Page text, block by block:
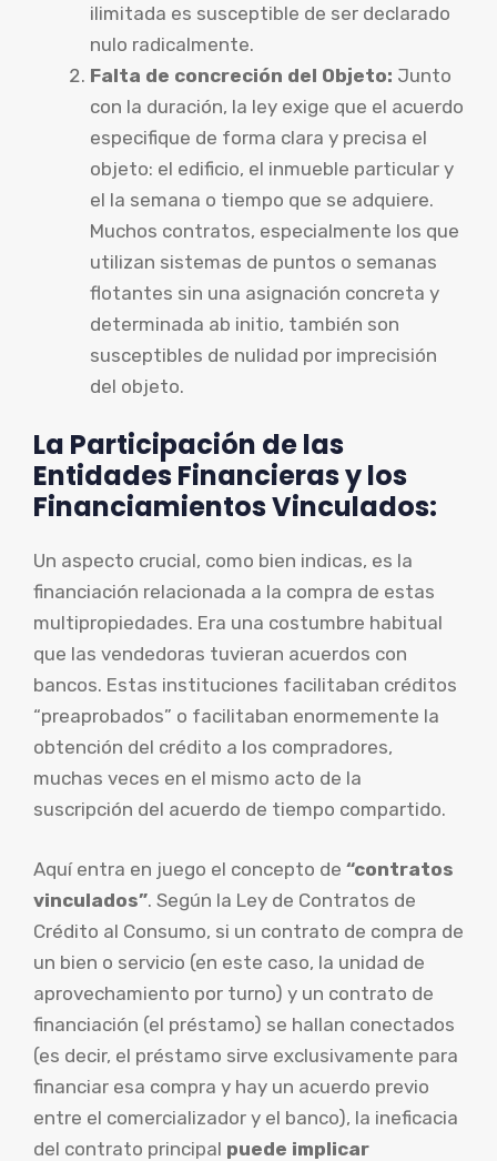
ilimitada es susceptible de ser declarado
nulo radicalmente.
Falta de concreción del Objeto: Junto
con la duración, la ley exige que el acuerdo
especifique de forma clara y precisa el
objeto: el edificio, el inmueble particular y
el la semana o tiempo que se adquiere.
Muchos contratos, especialmente los que
utilizan sistemas de puntos o semanas
flotantes sin una asignación concreta y
determinada ab initio, también son
susceptibles de nulidad por imprecisión
del objeto.
La Participación de las
Entidades Financieras y los
Financiamientos Vinculados:
Un aspecto crucial, como bien indicas, es la
financiación relacionada a la compra de estas
multipropiedades. Era una costumbre habitual
que las vendedoras tuvieran acuerdos con
bancos. Estas instituciones facilitaban créditos
“preaprobados” o facilitaban enormemente la
obtención del crédito a los compradores,
muchas veces en el mismo acto de la
suscripción del acuerdo de tiempo compartido.
Aquí entra en juego el concepto de “contratos
vinculados”. Según la Ley de Contratos de
Crédito al Consumo, si un contrato de compra de
un bien o servicio (en este caso, la unidad de
aprovechamiento por turno) y un contrato de
financiación (el préstamo) se hallan conectados
(es decir, el préstamo sirve exclusivamente para
financiar esa compra y hay un acuerdo previo
entre el comercializador y el banco), la ineficacia
del contrato principal puede implicar